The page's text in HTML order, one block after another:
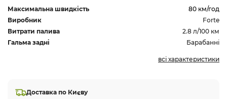
Максимальна швидкість
80 км/год
Виробник
Forte
Витрати палива
2.8 л/100 км
Гальма задні
Барабанні
всі характеристики
Доставка по Києву